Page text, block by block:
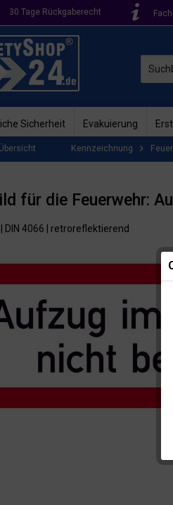
30 Tage Rückgaberecht
Sicherheit Evakuierung
Übersicht Kennzeichnung
für die Feuerwehr:
DIN 4066 | retroreflektierend